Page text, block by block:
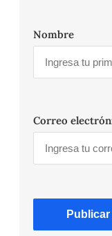
Nombre
Correo